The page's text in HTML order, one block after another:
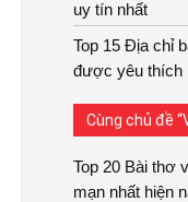
uy tín nhất
Top 15 Địa chỉ
được yêu thích
Cùng chủ đề
Top 20 Bài thơ
mạn nhất hiện